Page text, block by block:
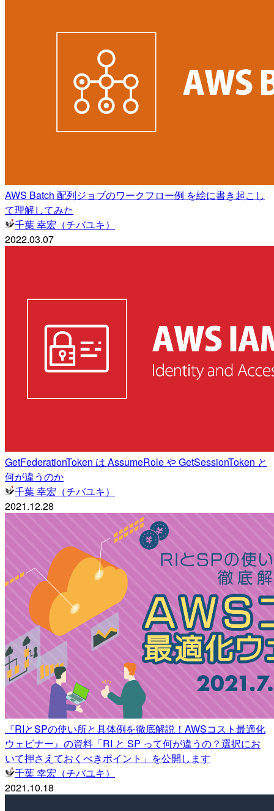
AWS Batch 配列ジョブのワークフロー例 を絵に書き起こし
て理解してみた
千葉 幸宏（チバユキ）
2022.03.07
GetFederationToken は AssumeRole や GetSessionToken と
何が違うのか
千葉 幸宏（チバユキ）
2021.12.28
『RIとSPの使い所と具体例を徹底解説！AWSコスト最適化
ウェビナー』の資料「RI と SP って何が違うの？選択にお
いて押さえておくべきポイント」を公開します
千葉 幸宏（チバユキ）
2021.10.18